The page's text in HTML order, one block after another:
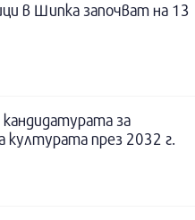
в Шипка започват на 13
кандидатурата за
културата през 2032 г.